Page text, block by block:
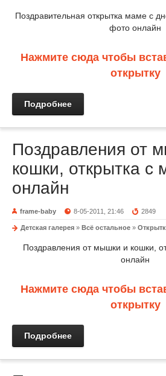
Поздравительная открытка маме с
фото онлайн
Нажмите сюда чтобы
открытку
Подробнее
Поздравления от
кошки, открытка с
онлайн
frame-baby 8-05-2011, 21:46 2849
Детская галерея » Всё остальное »
Поздравления от мышки и кошки,
онлайн
Нажмите сюда чтобы
открытку
Подробнее